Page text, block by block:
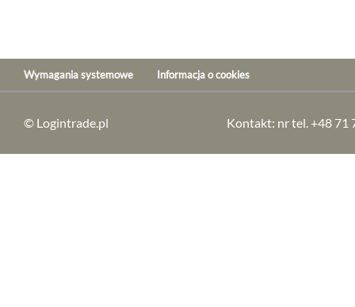
Wymagania systemowe Informacja o cookies
© Logintrade.pl Kontakt: nr tel. +48 71